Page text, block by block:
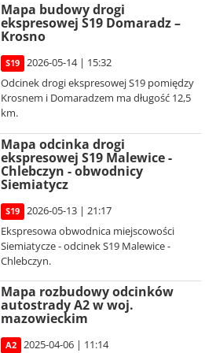
Mapa budowy drogi
ekspresowej S19 Domaradz –
Krosno
S19
2026-05-14 | 15:32
Odcinek drogi ekspresowej S19 pomiędzy
Krosnem i Domaradzem ma długość 12,5
km.
Mapa odcinka drogi
ekspresowej S19 Malewice -
Chlebczyn - obwodnicy
Siemiatycz
S19
2026-05-13 | 21:17
Ekspresowa obwodnica miejscowości
Siemiatycze - odcinek S19 Malewice -
Chlebczyn.
Mapa rozbudowy odcinków
autostrady A2 w woj.
mazowieckim
A2
2025-04-06 | 11:14